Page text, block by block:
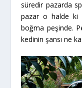
süredir pazarda
pazar o halde ki
boğma peşinde.
kedinin şansı ne